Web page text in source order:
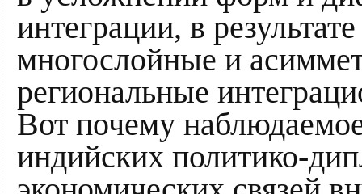
интеграции, в
многослойные и
региональные
Вот почему
индийских политико-